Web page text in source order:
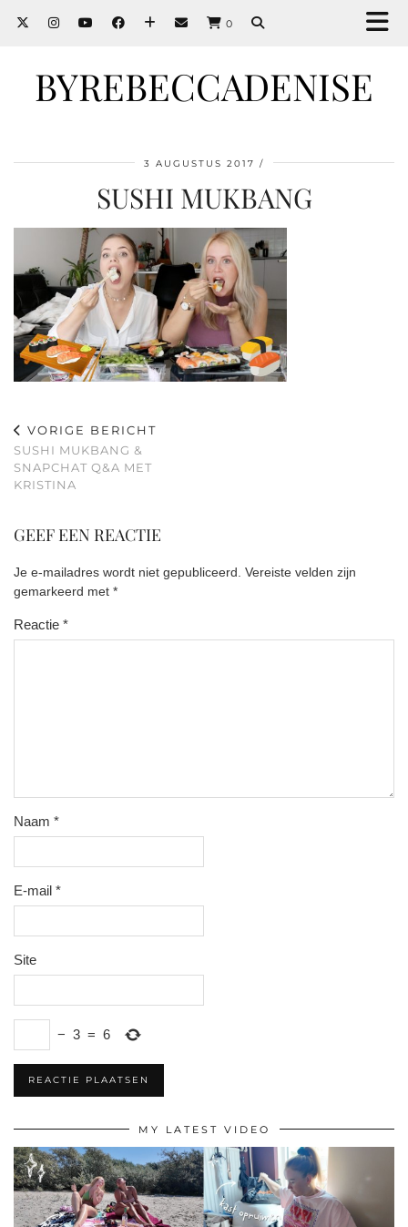
0
BYREBECCADENISE
3 AUGUSTUS 2017
SUSHI MUKBANG
VORIGE BERICHT
SUSHI MUKBANG &
SNAPCHAT Q&A MET
KRISTINA
GEEF EEN REACTIE
Je e-mailadres wordt niet gepubliceerd. Vereiste velden zijn
gemarkeerd met *
Reactie *
Naam *
E-mail *
Site
− 3 = 6
MY LATEST VIDEO